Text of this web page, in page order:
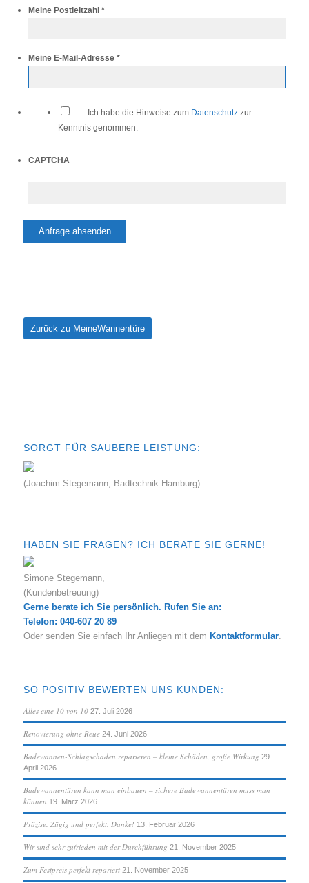
Meine Postleitzahl **
Meine E-Mail-Adresse **
Ich habe die Hinweise zum Datenschutzzur
Kenntnis genommen.
CAPTCHA
Zurück zu MeineWannentüre
SORGT FÜR SAUBERE LEISTUNG:
(Joachim Stegemann, Badtechnik Hamburg)
HABEN SIE FRAGEN? ICH BERATE SIE GERNE!
Simone Stegemann,
(Kundenbetreuung)
Gerne berate ich Sie persönlich. Rufen Sie an:
Telefon: 040-607 20 89
Oder senden Sie einfach Ihr Anliegen mit dem Kontaktformular.
SO POSITIV BEWERTEN UNS KUNDEN:
Alles eine 10 von 10 27. Juli 2026
Renovierung ohne Reue 24. Juni 2026
Badewannen-Schlagschaden reparieren – kleine Schäden, große Wirkung 29.
April 2026
Badewannentüren kann man einbauen – sichere Badewannentüren muss man
können 19. März 2026
Präzise. Zügig und perfekt. Danke! 13. Februar 2026
Wir sind sehr zufrieden mit der Durchführung 21. November 2025
Zum Festpreis perfekt repariert 21. November 2025